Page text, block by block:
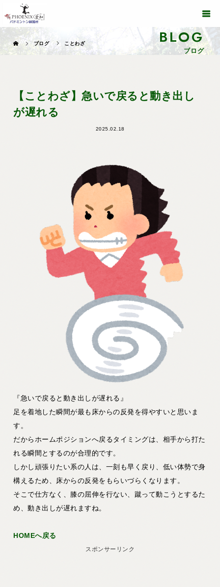
BLOG
ブログ
ブログ ことわざ
【ことわざ】急いで戻ると動き出し
が遅れる
2025.02.18
『急いで戻ると動き出しが遅れる』
足を着地した瞬間が最も床からの反発を得やすいと思いま
す。
だからホームポジションへ戻るタイミングは、相手から打た
れる瞬間とするのが合理的です。
しかし頑張りたい系の人は、一刻も早く戻り、低い体勢で身
構えるため、床からの反発をもらいづらくなります。
そこで仕方なく、膝の屈伸を行ない、蹴って動こうとするた
め、動き出しが遅れますね。
HOMEへ戻る
スポンサーリンク